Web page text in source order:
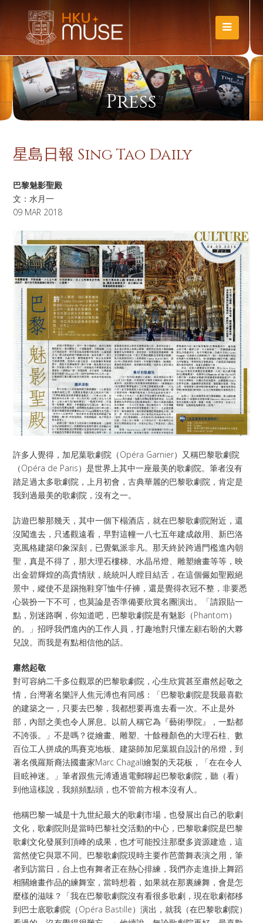
Press
星島日報 Sing Tao Daily
巴黎魅影聖殿
文：水月一​
09 MAR 2018
許多人覺得，加尼葉歌劇院（Opéra Garnier）又稱巴黎歌劇院
（Opéra de Paris）是世界上其中一座最美的歌劇院。筆者沒有
踏足過太多歌劇院，上月初會，古典華麗的巴黎歌劇院，肯定是
我到過最美的歌劇院，沒有之一。
訪遊巴黎那幾天，其中一個下榻酒店，就在巴黎歌劇院附近，還
沒闖進去，只遙觀遠看，早對這幢一八七五年建成啟用、新巴洛
克風格建築印象深刻，已覺氣派非凡。那天終於跨過門檻進內朝
聖，真是不得了，那大理石樓梯、水晶吊燈、雕塑繪畫等等，映
出金碧輝煌的高貴情狀，統統叫人瞠目結舌，在這個儼如聖殿絕
景中，縱使不是踢拖鞋穿T恤牛仔褲，還是覺得衣冠不整，非要悉
心裝扮一下不可，也莫論是否準備要欣賞名團演出。「請跟貼一
點，別迷路啊，你知道吧，巴黎歌劇院是有魅影（Phantom）
的。」招呼我們進內的工作人員，打趣地對只懂左顧右盼的大夥
兒說。而我是有點相信他的話。
肅然起敬
對可容納二千多位觀眾的巴黎歌劇院，心生欣賞甚至肅然起敬之
情，台灣著名樂評人焦元溥也有同感：「巴黎歌劇院是我最喜歡
的建築之一，只要去巴黎，我都想要再進去看一次。不止是外
部，內部之美也令人屏息。以前人稱它為『藝術學院』，一點都
不誇張。」不是嗎？從繪畫、雕塑、十餘種顏色的大理石柱、數
百位工人拼成的馬賽克地板、建築師加尼葉親自設計的吊燈，到
著名俄羅斯裔法國畫家Marc Chagall繪製的天花板，「在在令人
目眩神迷。」筆者跟焦元溥通過電郵聊起巴黎歌劇院，聽（看）
到他這樣說，我頻頻點頭，也不管前方根本沒有人。
他稱巴黎一城是十九世紀最大的歌劇市場，也發展出自己的歌劇
文化，歌劇院則是當時巴黎社交活動的中心，巴黎歌劇院是巴黎
歌劇文化發展到頂峰的成果，也才可能投注那麼多資源建造，這
當然使它與眾不同。巴黎歌劇院現時主要作芭蕾舞表演之用，筆
者到訪當日，台上也有舞者正在熱心排練，我們亦走進掛上舞蹈
相關繪畫作品的練舞室，當時想着，如果就在那裏練舞，會是怎
麼樣的滋味？「我在巴黎歌劇院沒有看很多歌劇，現在歌劇都移
到巴士底歌劇院（Opéra Bastille）演出，就我（在巴黎歌劇院）